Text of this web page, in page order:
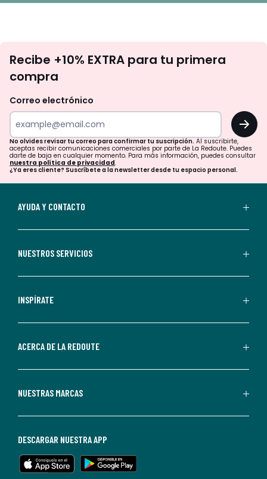
te
tu
para
confirmar
tu
suscripción.
aceptas
comerciales
personalizadas
parte
Redoute.
de
en
cualquier
Recibe +10% EXTRA para tu primera
compra
Correo electrónico
OK
No olvides revisar tu correo para confirmar tu suscripción. Al suscribirte,
aceptas recibir comunicaciones comerciales por parte de La Redoute. Puedes
darte de baja en cualquier momento. Para más información, puedes consultar
nuestra política de privacidad.
¿Ya eres cliente? Suscríbete a la newsletter desde tu espacio personal.
AYUDA Y CONTACTO
NUESTROS SERVICIOS
INSPÍRATE
ACERCA DE LA REDOUTE
NUESTRAS MARCAS
DESCARGAR NUESTRA APP